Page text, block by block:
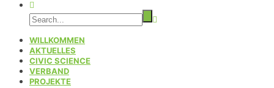
WILLKOMMEN
AKTUELLES
CIVIC SCIENCE
VERBAND
PROJEKTE